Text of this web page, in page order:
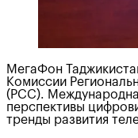
МегаФон
Комиссии
(РСС).
перспективы
тренды развития